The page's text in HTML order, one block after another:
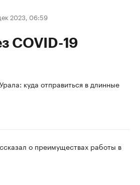
2023, 06:59
COVID-19
куда отправиться в длинные
о преимуществах работы в